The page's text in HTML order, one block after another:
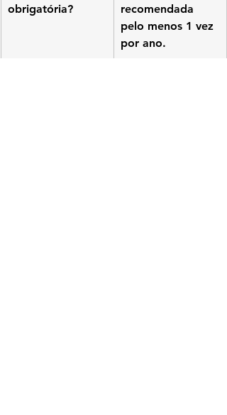
obrigatória?
recomendada
pelo menos 1 vez
por ano.